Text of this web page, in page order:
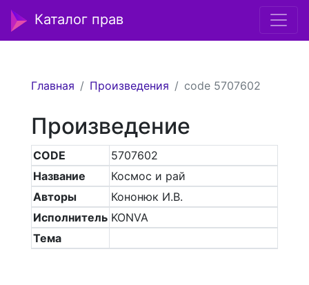
Каталог прав
Главная Произведения code 5707602
Произведение
CODE
5707602
Название
Космос и рай
Авторы
Кононюк И.В.
Исполнитель KONVA
Тема